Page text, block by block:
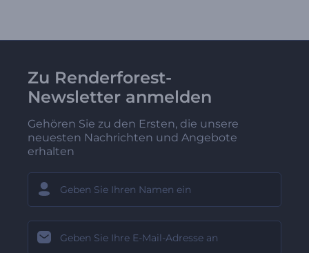
Zu Renderforest-
Newsletter anmelden
Gehören Sie zu den Ersten, die unsere
neuesten Nachrichten und Angebote
erhalten